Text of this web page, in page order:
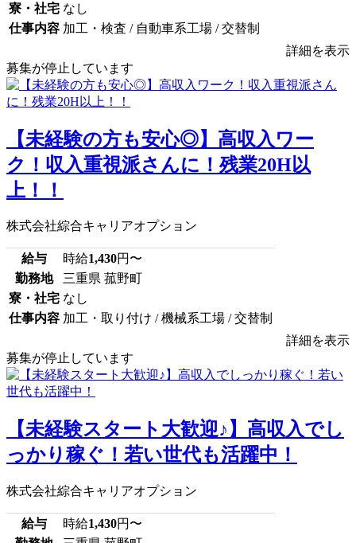
寮・社宅 なし
仕事内容 加工・検査 / 自動車系工場 / 交替制
詳細を表示
募集が停止しています
【未経験の方も安心◎】高収入ワー
ク！収入重視派さんに！残業20H以
上！！
株式会社綜合キャリアオプション
給与 時給1,430円〜
勤務地
三重県 菰野町
寮・社宅 なし
仕事内容 加工・取り付け / 機械系工場 / 交替制
詳細を表示
募集が停止しています
【未経験スタート大歓迎♪】高収入でし
っかり稼ぐ！若い世代も活躍中！
株式会社綜合キャリアオプション
給与 時給1,430円〜